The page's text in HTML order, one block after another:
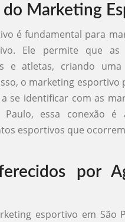
do Marketing
é fundamental para
Ele permite que
e atletas, criando
o marketing esportivo
se identificar com as
Paulo, essa conexão
esportivos que
por
esportivo em São